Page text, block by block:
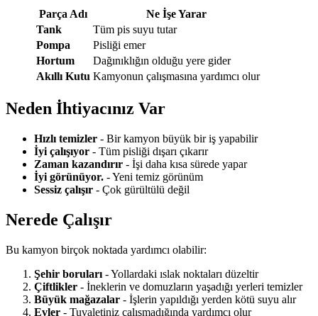
Parça Adı
Ne İşe Yarar
Tank
Tüm pis suyu tutar
Pompa
Pisliği emer
Hortum
Dağınıklığın olduğu yere gider
Akıllı Kutu Kamyonun çalışmasına yardımcı olur
Neden İhtiyacınız Var
Hızlı temizler - Bir kamyon büyük bir iş yapabilir
İyi çalışıyor - Tüm pisliği dışarı çıkarır
Zaman kazandırır - İşi daha kısa sürede yapar
İyi görünüyor. - Yeni temiz görünüm
Sessiz çalışır - Çok gürültülü değil
Nerede Çalışır
Bu kamyon birçok noktada yardımcı olabilir:
Şehir boruları - Yollardaki ıslak noktaları düzeltir
Çiftlikler - İneklerin ve domuzların yaşadığı yerleri temizler
Büyük mağazalar - İşlerin yapıldığı yerden kötü suyu alır
Evler - Tuvaletiniz çalışmadığında yardımcı olur